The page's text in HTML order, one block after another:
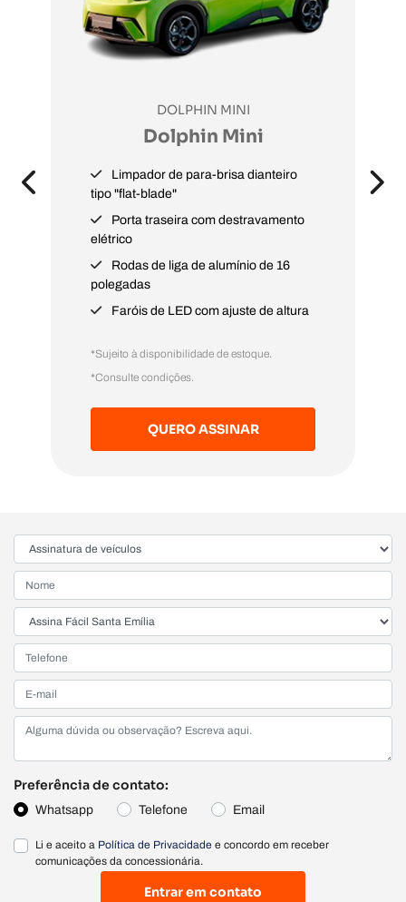
DOLPHIN MINI
Dolphin Mini
Limpador de para-brisa dianteiro
tipo "flat-blade"
Porta traseira com destravamento
elétrico
Rodas de liga de alumínio de 16
polegadas
Faróis de LED com ajuste de altura
*Sujeito à disponibilidade de estoque.
*Consulte condições.
QUERO ASSINAR
Previous Next
Preferência de contato:
Whatsapp Telefone Email
Li e aceito a Política de Privacidade e concordo em receber
comunicações da concessionária.
Entrar em contato